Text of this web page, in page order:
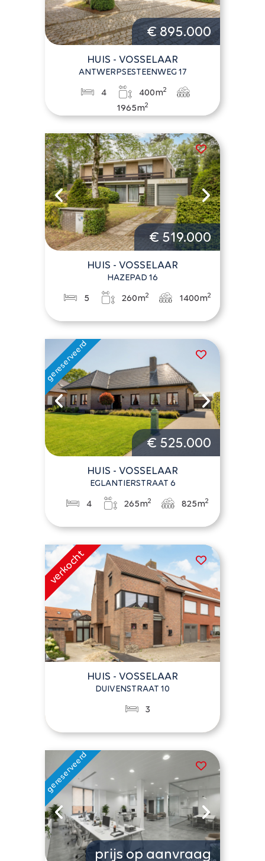
€ 895.000
HUIS - VOSSELAAR
ANTWERPSESTEENWEG 17
4 400m2
1965m2
€ 519.000
HUIS - VOSSELAAR
HAZEPAD 16
5 260m2 1400m2
€ 525.000
HUIS - VOSSELAAR
EGLANTIERSTRAAT 6
4 265m2 825m2
HUIS - VOSSELAAR
DUIVENSTRAAT 10
3
prijs op aanvraag